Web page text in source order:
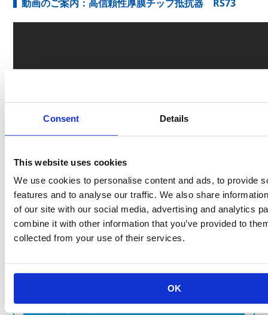
Consent Details
This website uses cookies
We use cookies to personalise content and ads, to provide
features and to analyse our traffic. We also share
of our site with our social media, advertising and analytics
combine it with other information that you’ve provided to
collected from your use of their services.
OK
動画のご案内：高信頼性厚膜チップ抵抗器 RS73
お客様の課題に合わせてご提案します。お気軽にご相談く
よくあるご質問